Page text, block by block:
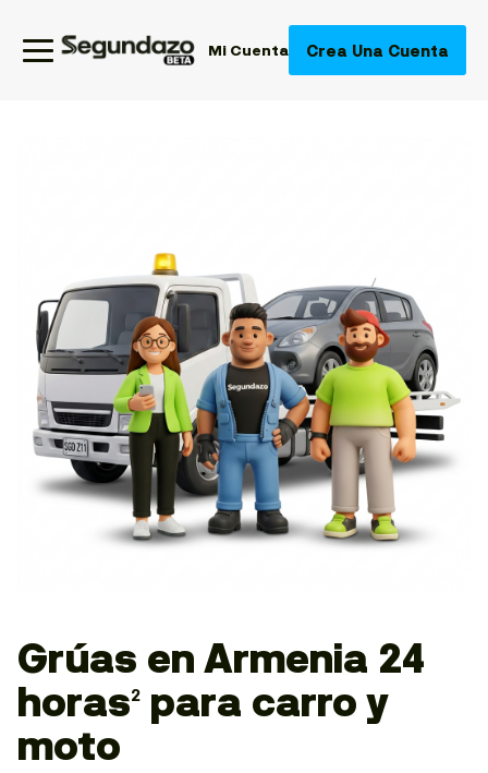
Mi Cuenta Crea Una Cuenta
Grúas en Armenia 24
horas2 para carro y
moto